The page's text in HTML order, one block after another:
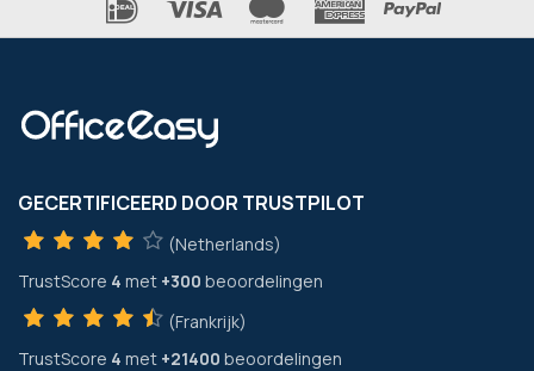
GECERTIFICEERD DOOR TRUSTPILOT
(Netherlands)
TrustScore 4 met +300 beoordelingen
(Frankrijk)
TrustScore 4 met +21400 beoordelingen